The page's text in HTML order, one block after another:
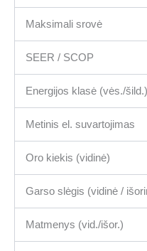
Maksimali srovė
SEER / SCOP
Energijos klasė (vės./šild.)
Metinis el. suvartojimas
Oro kiekis (vidinė)
Garso slėgis (vidinė /
Matmenys (vid./išor.)